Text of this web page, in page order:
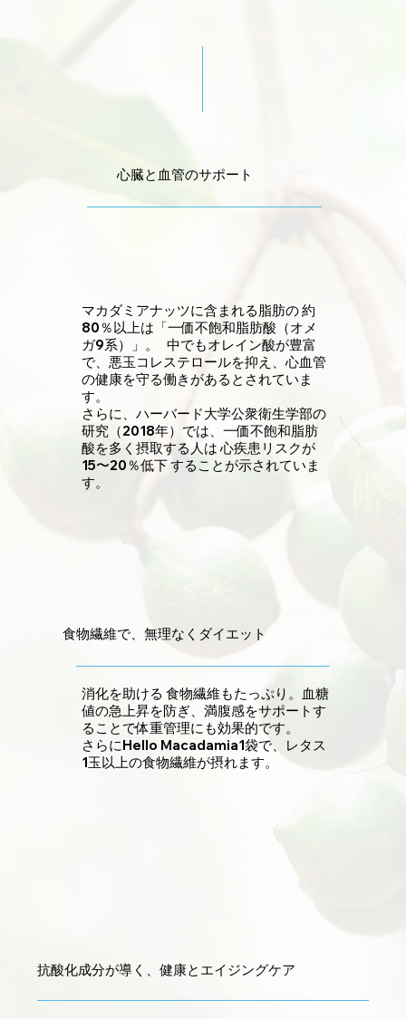
​心臓と血管のサポート
マカダミアナッツに含まれる脂肪の 約
80％以上は「一価不飽和脂肪酸（オメ
ガ9系）」。 中でもオレイン酸が豊富
で、悪玉コレステロールを抑え、心血管
の健康を守る働きがあるとされていま
す。
さらに、ハーバード大学公衆衛生学部の
研究（2018年）では、一価不飽和脂肪
酸を多く摂取する人は 心疾患リスクが
15〜20％低下 することが示されていま
す。
​食物繊維で、無理なくダイエット
消化を助ける 食物繊維もたっぷり。血糖
値の急上昇を防ぎ、満腹感をサポートす
ることで体重管理にも効果的です。
さらにHello Macadamia1袋で、レタス
1玉以上の食物繊維が摂れます。
​抗酸化成分が導く、健康とエイジングケア